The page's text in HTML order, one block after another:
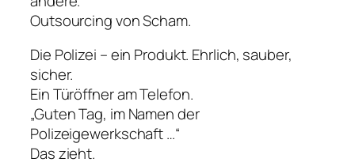
Outsourcing von Scham.
Die Polizei – ein Produkt. Ehrlich, sauber,
sicher.
Ein Türöffner am Telefon.
„Guten Tag, im Namen der
Polizeigewerkschaft …“
Das zieht.